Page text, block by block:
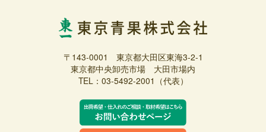
〒143-0001 東京都大田区東海3-2-1
東京都中央卸売市場 大田市場内
TEL：03-5492-2001（代表）